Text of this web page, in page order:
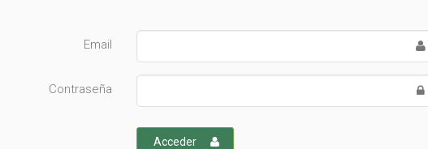
Email
Contraseña
Acceder